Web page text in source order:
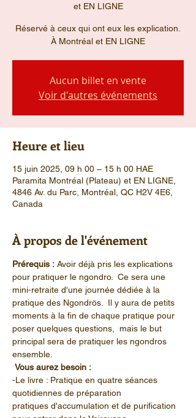
et EN LIGNE
Réservé à ceux qui ont eux les explication.
À Montréal et EN LIGNE
Aucun billet en vente
Voir d'autres événements
Heure et lieu
15 juin 2025, 09 h 00 – 15 h 00 HAE
Paramita Montréal (Plateau) et EN LIGNE,
4846 Av. du Parc, Montréal, QC H2V 4E6,
Canada
À propos de l'événement
Prérequis : Avoir déjà pris les explications
pour pratiquer le ngondro.  Ce sera une
mini-retraite d'une journée dédiée à la
pratique des Ngondrös.  Il y aura de petits
moments à la fin de chaque pratique pour
poser quelques questions,  mais le but
principal sera de pratiquer les ngondros
ensemble.
Vous aurez besoin :
-Le livre : Pratique en quatre séances
quotidiennes de préparation
pratiques d'accumulation et de purification